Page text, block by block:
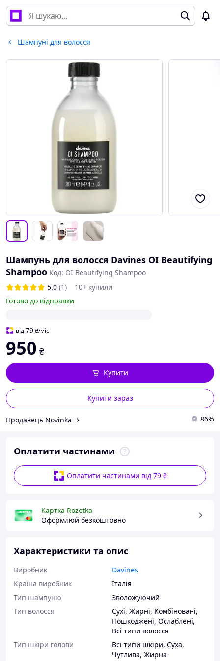
Шампуні для волосся
Шампунь для волосся Davines OI Beautifying
Shampoo Код: OI Beautifying Shampoo
5.0 (1)
10+ купили
Готово до відправки
від79₴/міс
950 ₴
Купити зараз
Купити
Продавець Novinka 86%
Оплатити частинами
Оплатити частинами від 79 ₴
Картка Rozetka
Оформлюй безкоштовно
Характеристики та опис
Виробник
Davines
Країна виробник
Італія
Тип шампуню
Зволожуючий
Тип волосся
Сухі, Жирні, Комбіновані,
Пошкоджені, Ослаблені,
Всі типи волосся
Тип шкіри голови
Всі типи шкіри, Суха,
Чутлива, Жирна